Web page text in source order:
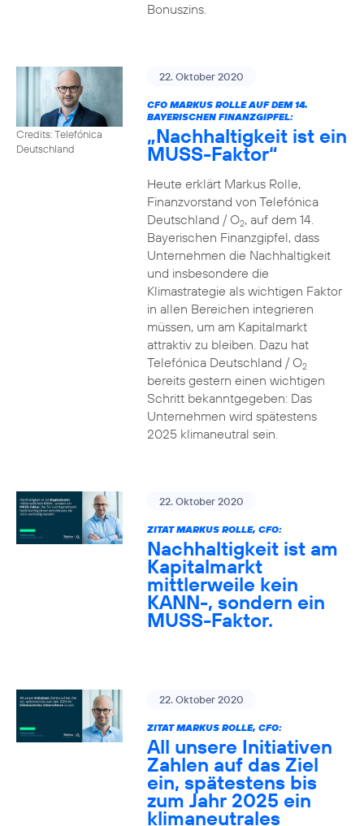
Bonuszins.
Credits: Telefónica
Deutschland
22. Oktober 2020
CFO MARKUS ROLLE AUF DEM 14.
BAYERISCHEN FINANZGIPFEL:
„Nachhaltigkeit ist ein
MUSS-Faktor“
Heute erklärt Markus Rolle,
Finanzvorstand von Telefónica
Deutschland / O2, auf dem 14.
Bayerischen Finanzgipfel, dass
Unternehmen die Nachhaltigkeit
und insbesondere die
Klimastrategie als wichtigen Faktor
in allen Bereichen integrieren
müssen, um am Kapitalmarkt
attraktiv zu bleiben. Dazu hat
Telefónica Deutschland / O2
bereits gestern einen wichtigen
Schritt bekanntgegeben: Das
Unternehmen wird spätestens
2025 klimaneutral sein.
22. Oktober 2020
ZITAT MARKUS ROLLE, CFO:
Nachhaltigkeit ist am
Kapitalmarkt
mittlerweile kein
KANN-, sondern ein
MUSS-Faktor.
22. Oktober 2020
ZITAT MARKUS ROLLE, CFO:
All unsere Initiativen
Zahlen auf das Ziel
ein, spätestens bis
zum Jahr 2025 ein
klimaneutrales